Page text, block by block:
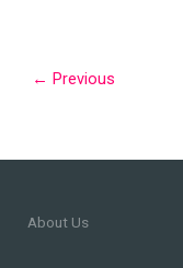
corriger
← Previous
About Us